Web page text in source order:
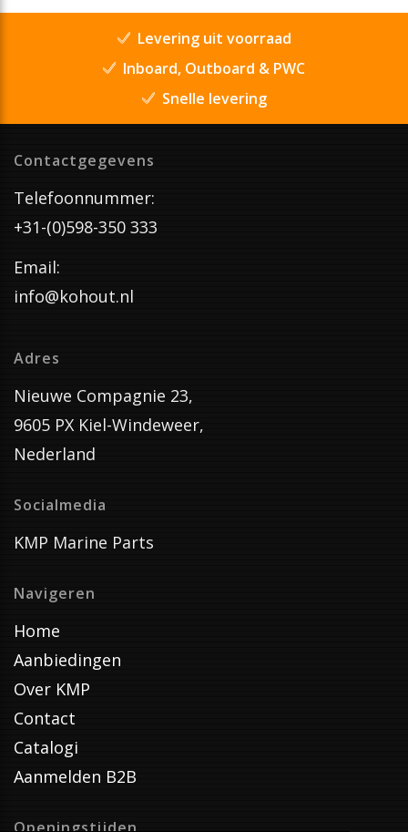
Levering uit voorraad
Inboard, Outboard & PWC
Snelle levering
Contactgegevens
Telefoonnummer:
+31-(0)598-350 333
Email:
info@kohout.nl
Adres
Nieuwe Compagnie 23,
9605 PX Kiel-Windeweer,
Nederland
Socialmedia
KMP Marine Parts
Navigeren
Home
Aanbiedingen
Over KMP
Contact
Catalogi
Aanmelden B2B
Openingstijden